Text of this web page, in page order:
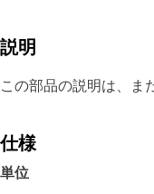
説明
この部品の説明は、ま
仕様
単位